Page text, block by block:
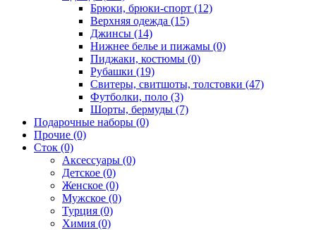
Брюки, брюки-спорт (12)
Верхняя одежда (15)
Джинсы (14)
Нижнее белье и пижамы (0)
Пиджаки, костюмы (0)
Рубашки (19)
Свитеры, свитшоты, толстовки (47)
Футболки, поло (3)
Шорты, бермуды (7)
Подарочные наборы (0)
Прочие (0)
Сток (0)
Аксессуары (0)
Детское (0)
Женское (0)
Мужское (0)
Турция (0)
Химия (0)